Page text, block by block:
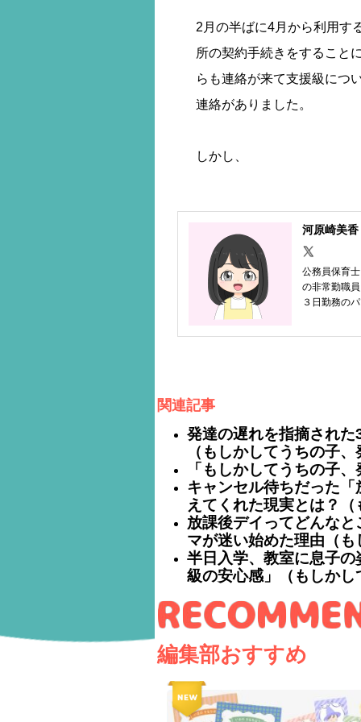
2月の半ばに4月から利用す
所の契約手続きをすること
らも連絡が来て支援級につ
連絡がありました。
しかし、
河原崎美香
公務員保育
の非常勤職
３日勤務の
関連記事
発達の遅れを指摘され
（もしかしてうちの子
「もしかしてうちの子
キャンセル待ちだった
えてくれた現実とは？
放課後デイってどんな
マが迷い始めた理由（
半日入学、教室に息子
級の安心感」（もしか
編集部おすすめ